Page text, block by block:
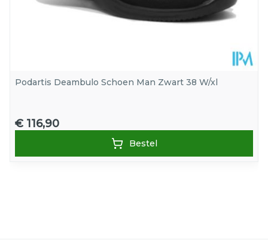
Podartis Deambulo Schoen Man Zwart 38 W/xl
€ 116,90
Bestel